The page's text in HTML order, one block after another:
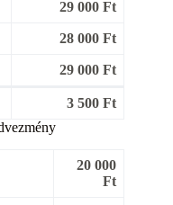
29 000 Ft
28 000 Ft
29 000 Ft
3 500 Ft
20 000
Ft